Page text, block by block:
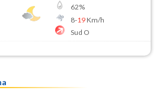
62%
8-19Km/h
Sud O